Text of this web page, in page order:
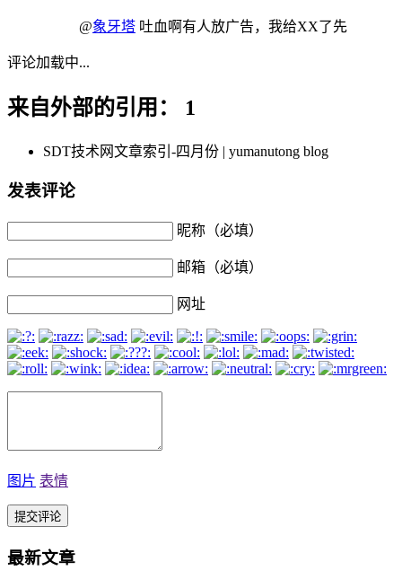
@象牙塔 吐血啊有人放广告，我给XX了先
评论加载中...
来自外部的引用： 1
SDT技术网文章索引-四月份 | yumanutong blog
发表评论
昵称（必填）
邮箱（必填）
网址
图片 表情
最新文章